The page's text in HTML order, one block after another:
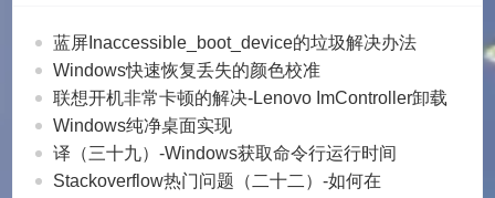
蓝屏Inaccessible_boot_device的垃圾解决办法
Windows快速恢复丢失的颜色校准
联想开机非常卡顿的解决-Lenovo ImController卸载
Windows纯净桌面实现
译（三十九）-Windows获取命令行运行时间
Stackoverflow热门问题（二十二）-如何在